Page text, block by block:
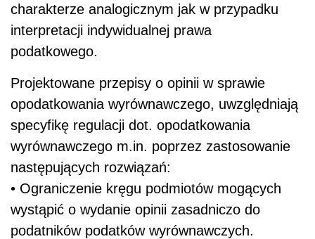
charakterze analogicznym jak w przypadku
interpretacji indywidualnej prawa
podatkowego.
Projektowane przepisy o opinii w sprawie
opodatkowania wyrównawczego, uwzględniają
specyfikę regulacji dot. opodatkowania
wyrównawczego m.in. poprzez zastosowanie
następujących rozwiązań:
• Ograniczenie kręgu podmiotów mogących
wystąpić o wydanie opinii zasadniczo do
podatników podatków wyrównawczych.